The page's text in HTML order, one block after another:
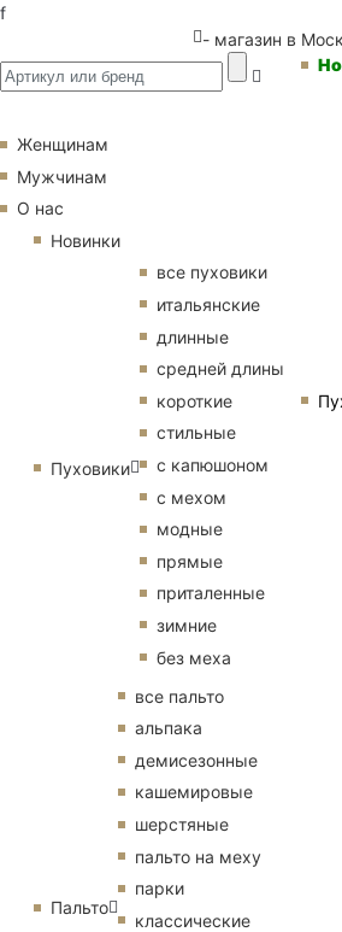
f
- магазин в
Женщинам
Мужчинам
О нас
Новинки
Пуховики
все пуховики
итальянские
длинные
средней длины
короткие
стильные
с капюшоном
с мехом
модные
прямые
приталенные
зимние
без меха
Пальто
все пальто
альпака
демисезонные
кашемировые
шерстяные
пальто на меху
парки
классические